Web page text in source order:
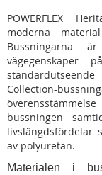
POWERFLEX
moderna
Bussningarna
vägegenskaper
Collection-
bussningen
livslängdsfördelar
av polyuretan.
Materialen i